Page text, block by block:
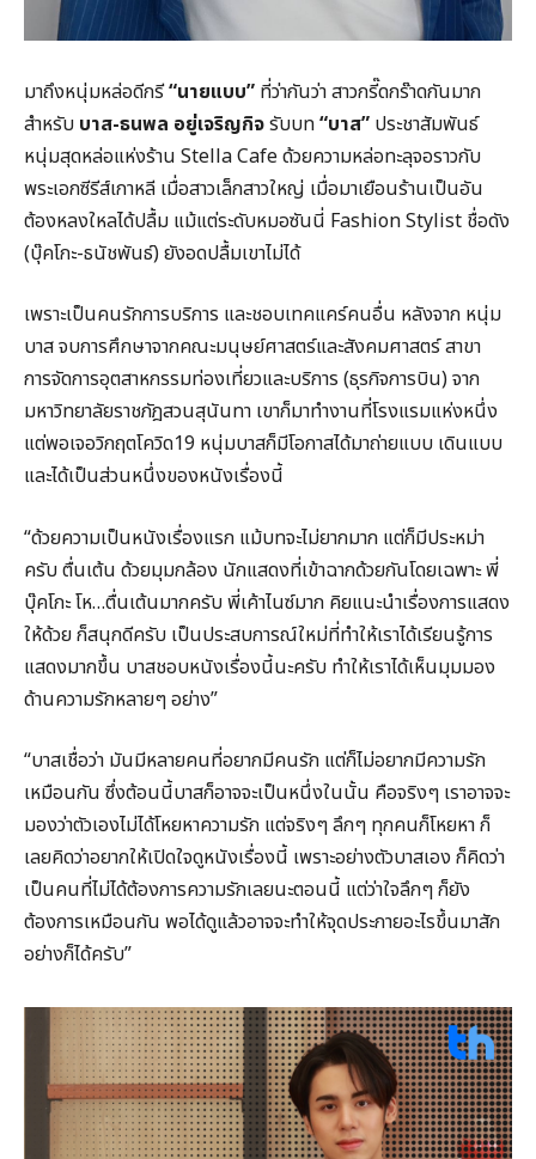
มาถึงหนุ่มหล่อดีกรี“นายแบบ” ที่ว่ากันว่า สาวกรี๊ดกร๊าดกันมาก
สำหรับ บาส-ธนพล อยู่เจริญกิจรับบท“บาส” ประชาสัมพันธ์
หนุ่มสุดหล่อแห่งร้าน Stella Cafe ด้วยความหล่อทะลุจอราวกับ
พระเอกซีรีส์เกาหลี เมื่อสาวเล็กสาวใหญ่ เมื่อมาเยือนร้านเป็นอัน
ต้องหลงใหลได้ปลื้ม แม้แต่ระดับหมอซันนี่ Fashion Stylist ชื่อดัง
(บุ๊คโกะ-ธนัชพันธ์) ยังอดปลื้มเขาไม่ได้
เพราะเป็นคนรักการบริการ และชอบเทคแคร์คนอื่น หลังจาก หนุ่ม
บาส จบการศึกษาจากคณะมนุษย์ศาสตร์และสังคมศาสตร์ สาขา
การจัดการอุตสาหกรรมท่องเที่ยวและบริการ (ธุรกิจการบิน) จาก
มหาวิทยาลัยราชภัฎสวนสุนันทา เขาก็มาทำงานที่โรงแรมแห่งหนึ่ง
แต่พอเจอวิกฤตโควิด19 หนุ่มบาสก็มีโอกาสได้มาถ่ายแบบ เดินแบบ
และได้เป็นส่วนหนึ่งของหนังเรื่องนี้
“ด้วยความเป็นหนังเรื่องแรก แม้บทจะไม่ยากมาก แต่ก็มีประหม่า
ครับ ตื่นเต้น ด้วยมุมกล้อง นักแสดงที่เข้าฉากด้วยกันโดยเฉพาะ พี่
บุ๊คโกะ โห…ตื่นเต้นมากครับ พี่เค้าไนซ์มาก คิยแนะนำเรื่องการแสดง
ให้ด้วย ก็สนุกดีครับ เป็นประสบการณ์ใหม่ที่ทำให้เราได้เรียนรู้การ
แสดงมากขึ้น บาสชอบหนังเรื่องนี้นะครับ ทำให้เราได้เห็นมุมมอง
ด้านความรักหลายๆ อย่าง”
“บาสเชื่อว่า มันมีหลายคนที่อยากมีคนรัก แต่ก็ไม่อยากมีความรัก
เหมือนกัน ซึ่งต้อนนี้บาสก็อาจจะเป็นหนึ่งในนั้น คือจริงๆ เราอาจจะ
มองว่าตัวเองไม่ได้โหยหาความรัก แต่จริงๆ ลึกๆ ทุกคนก็โหยหา ก็
เลยคิดว่าอยากให้เปิดใจดูหนังเรื่องนี้ เพราะอย่างตัวบาสเอง ก็คิดว่า
เป็นคนที่ไม่ได้ต้องการความรักเลยนะตอนนี้ แต่ว่าใจลึกๆ ก็ยัง
ต้องการเหมือนกัน พอได้ดูแล้วอาจจะทำให้จุดประกายอะไรขึ้นมาสัก
อย่างก็ได้ครับ”